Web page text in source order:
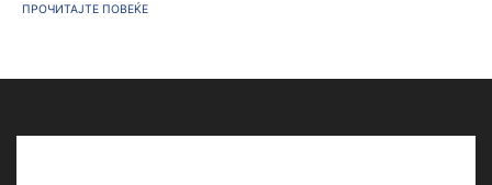
ПРОЧИТАЈТЕ ПОВЕЌЕ